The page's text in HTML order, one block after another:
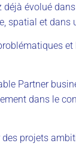
déjà évolué
spatial et dans
Partner
dans le
projets